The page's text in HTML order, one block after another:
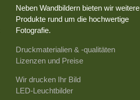
Neben Wandbildern bieten wir weitere
Produkte rund um die hochwertige
Fotografie.
Druckmaterialien & -qualitäten
Lizenzen und Preise
Wir drucken Ihr Bild
LED-Leuchtbilder